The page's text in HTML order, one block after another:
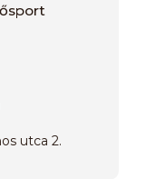
utca 2.